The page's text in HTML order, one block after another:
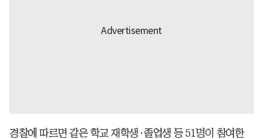
경찰에 따르면 같은 학교 재학생·졸업생 등 51명이 참여한